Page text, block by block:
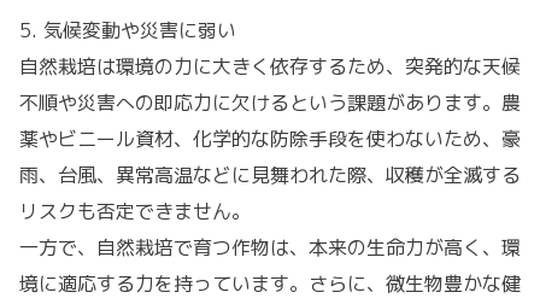
5. 気候変動や災害に弱い
自然栽培は環境の力に大きく依存するため、突発的な天候
不順や災害への即応力に欠けるという課題があります。農
薬やビニール資材、化学的な防除手段を使わないため、豪
雨、台風、異常高温などに見舞われた際、収穫が全滅する
リスクも否定できません。
一方で、自然栽培で育つ作物は、本来の生命力が高く、環
境に適応する力を持っています。さらに、微生物豊かな健